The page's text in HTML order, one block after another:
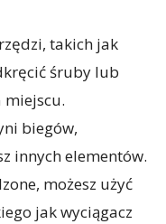
takich jak
śruby lub
miejscu.
biegów,
innych elementów.
możesz użyć
jak wyciągacz